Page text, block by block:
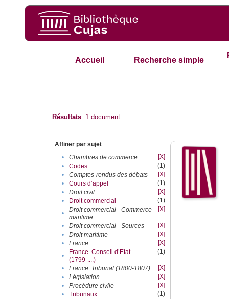
Accueil Recherche simple
Résultats 1 document
Affiner par sujet
•
Chambres de commerce
[X]
•
Codes
(1)
•
Comptes-rendus des débats
[X]
•
Cours d’appel
(1)
•
Droit civil
[X]
•
Droit commercial
(1)
•
Droit commercial - Commerce
maritime
[X]
• Droit commercial - Sources
[X]
•
Droit maritime
[X]
•
France
[X]
•
France. Conseil d’Etat
(1799-....)
(1)
• France. Tribunat (1800-1807)
[X]
•
Législation
[X]
•
Procédure civile
[X]
•
Tribunaux
(1)